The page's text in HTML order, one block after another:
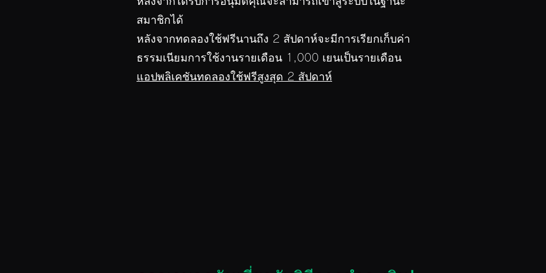
สมาชิกได้
หลังจากทดลองใช้ฟรีนานถึง 2 สัปดาห์จะมีการเรียกเก็บค่า
ธรรมเนียมการใช้งานรายเดือน 1,000 เยนเป็นรายเดือน
แอปพลิเคชันทดลองใช้ฟรีสูงสุด 2 สัปดาห์